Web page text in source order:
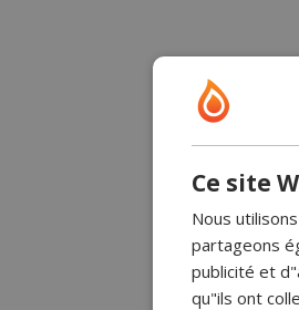
Ce site
Nous
partageons
publicité et
qu"ils ont